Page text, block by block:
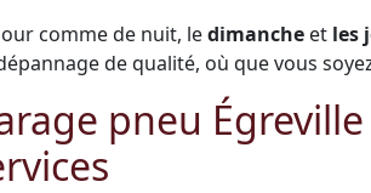
comme de nuit, ledimanche et les
de qualité, où que vous
pneu